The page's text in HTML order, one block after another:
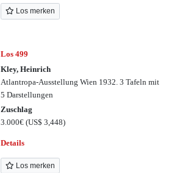
Los merken
Los 499
Kley, Heinrich
Atlantropa-Ausstellung Wien 1932. 3 Tafeln mit
5 Darstellungen
Zuschlag
3.000€(US$ 3,448)
Details
Los merken